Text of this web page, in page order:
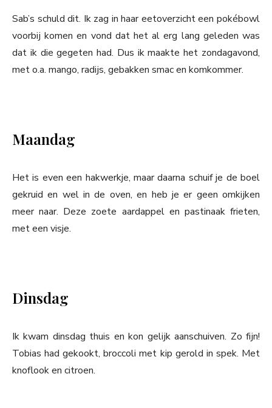
Sab’s schuld dit. Ik zag in haar eetoverzicht een pokébowl
voorbij komen en vond dat het al erg lang geleden was
dat ik die gegeten had. Dus ik maakte het zondagavond,
met o.a. mango, radijs, gebakken smac en komkommer.
Maandag
Het is even een hakwerkje, maar daarna schuif je de boel
gekruid en wel in de oven, en heb je er geen omkijken
meer naar. Deze zoete aardappel en pastinaak frieten,
met een visje.
Dinsdag
Ik kwam dinsdag thuis en kon gelijk aanschuiven. Zo fijn!
Tobias had gekookt, broccoli met kip gerold in spek. Met
knoflook en citroen.